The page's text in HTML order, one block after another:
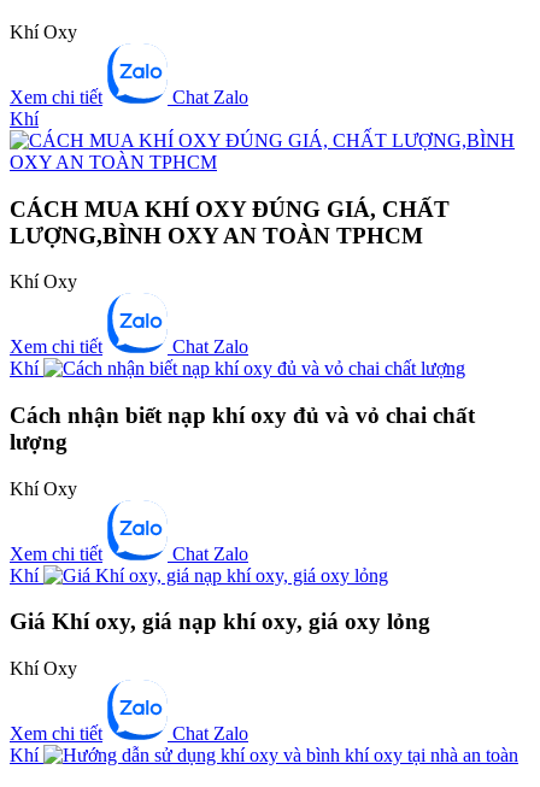
Khí Oxy
Xem chi tiết
Chat Zalo
Khí
CÁCH MUA KHÍ OXY ĐÚNG GIÁ, CHẤT
LƯỢNG,BÌNH OXY AN TOÀN TPHCM
Khí Oxy
Xem chi tiết
Chat Zalo
Khí
Cách nhận biết nạp khí oxy đủ và vỏ chai chất
lượng
Khí Oxy
Xem chi tiết
Chat Zalo
Khí
Giá Khí oxy, giá nạp khí oxy, giá oxy lỏng
Khí Oxy
Xem chi tiết
Chat Zalo
Khí